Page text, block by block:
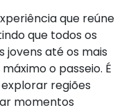
que reúne
que todos os
jovens até os mais
o passeio. É
regiões
momentos